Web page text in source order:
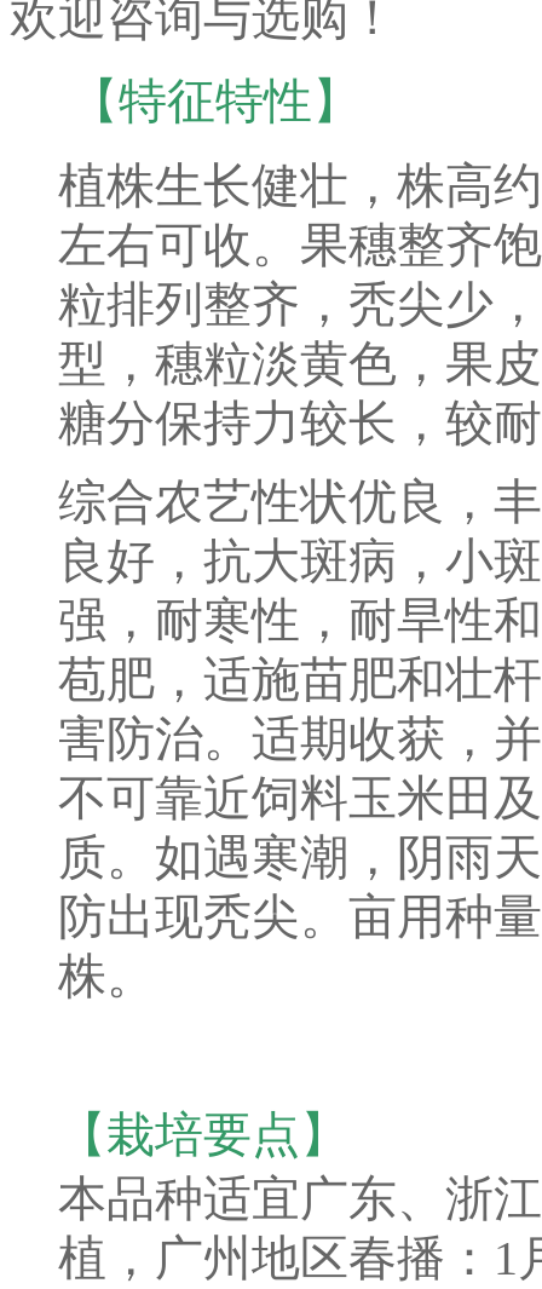
欢迎咨询与选购！
【特征特性】
植株生长健壮，株高
左右可收。果穗整齐
粒排列整齐，秃尖少
型，穗粒淡黄色，果
糖分保持力较长，较
综合农艺性状优良，
良好，抗大斑病，小
强，耐寒性，耐旱性
苞肥，适施苗肥和壮
害防治。适期收获，
不可靠近饲料玉米田
质。如遇寒潮，阴雨
防出现秃尖。亩用种
株。
【栽培要点】
本品种适宜广东、浙
植，广州地区春播：1